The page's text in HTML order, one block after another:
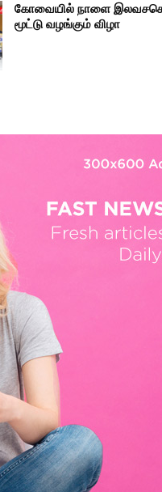
கோவையில் நாளை
மூட்டு வழங்கும் விழா